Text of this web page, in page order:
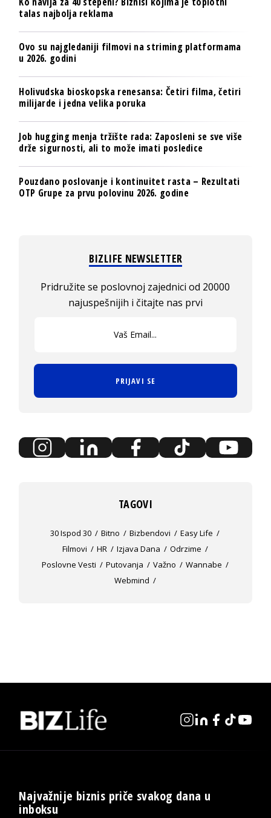
talas najbolja reklama
Ovo su najgledaniji filmovi na striming platformama
u 2026. godini
Holivudska bioskopska renesansa: Četiri filma, četiri
milijarde i jedna velika poruka
Job hugging menja tržište rada: Zaposleni se sve više
drže sigurnosti, ali to može imati posledice
Pouzdano poslovanje i kontinuitet rasta – Rezultati
OTP Grupe za prvu polovinu 2026. godine
BIZLIFE NEWSLETTER
Pridružite se poslovnoj zajednici od 20000
najuspešnijih i čitajte nas prvi
PRIJAVI SE
TAGOVI
30 Ispod 30 Bitno Bizbendovi
Easy Life
Filmovi
HR Izjava Dana
Odrzime
Poslovne Vesti
Putovanja Važno
Wannabe
Webmind
Najvažnije biznis priče svakog dana u
inboksu